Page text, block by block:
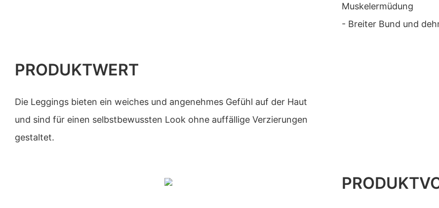
Muskelermüdung
- Breiter Bund und
PRODUKTWERT
Die Leggings bieten ein weiches und angenehmes Gefühl auf der Haut
und sind für einen selbstbewussten Look ohne auffällige Verzierungen
gestaltet.